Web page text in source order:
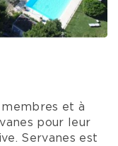
membres et à
pour leur
Servanes est